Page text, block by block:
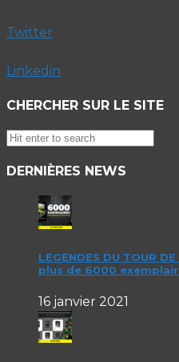
Twitter
Linkedin
CHERCHER SUR LE SITE
DERNIÈRES NEWS
LEGENDES DU TOUR
plus de 6000
16 janvier 2021